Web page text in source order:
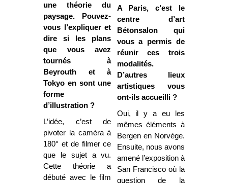
une théorie du
paysage. Pouvez-
vous l’expliquer et
dire si les plans
que vous avez
tournés à
Beyrouth et à
Tokyo en sont une
forme
d’illustration ?
L’idée, c’est de
pivoter la caméra à
180° et de filmer ce
que le sujet a vu.
Cette théorie a
débuté avec le film
A Paris, c’est le
centre d’art
Bétonsalon qui
vous a permis de
réunir ces trois
modalités.
D’autres lieux
artistiques vous
ont-ils accueilli ?
Oui, il y a eu les
mêmes éléments à
Bergen en Norvège.
Ensuite, nous avons
amené l’exposition à
San Francisco où la
question de la